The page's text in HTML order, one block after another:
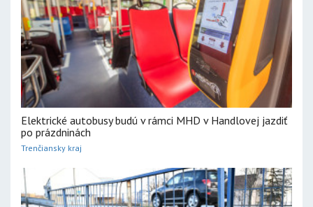
Elektrické autobusy budú v rámci MHD v Handlovej jazdiť
po prázdninách
Trenčiansky kraj